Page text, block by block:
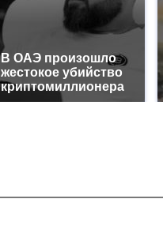
В ОАЭ произошло
жестокое убийство
криптомиллионера